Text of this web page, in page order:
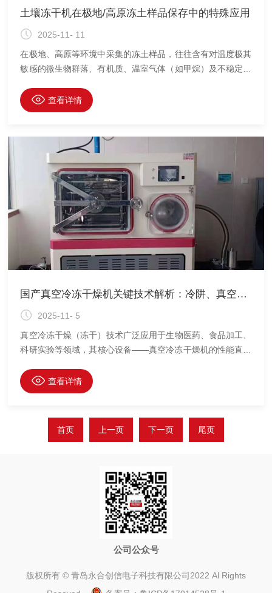
土壤冻干机在极地/高原冻土样品保存中的特殊应用
2025-11- 11
在极地、高原等环境中采集的冻土样品，往往含有对温度极其
敏感的微生物群落、有机质、温室气体（如甲烷）及不稳定化
挥发性物质逸散甚至生物活性丧失，严重影响后续科研数据的
真实性。土壤冻干机（即真空冷冻干燥机）凭借其“低温脱
查看详情
国产真空冷冻干燥机关键技术解析：冷阱、真空系统与智能控制
2025-11- 5
真空冷冻干燥（冻干）技术广泛应用于生物医药、食品加工、
科研实验等领域，其核心设备——真空冷冻干燥机的性能直接
键部件与系统集成方面取得显著突破，其中冷阱、真空系统与
智能控制三大技术尤为关键。
查看详情
首页 上一页 下一页 尾页
公司公众号
版权所有 © 青岛永合创信电子科技有限公司2022 Al Rights